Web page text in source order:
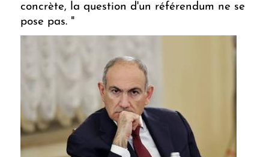
concrète, la question d'un référendum ne se
pose pas. "